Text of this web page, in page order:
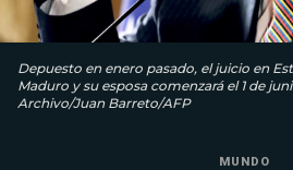
Depuesto en enero pasado, el juicio en
Maduro y su esposa comenzará el 1 de
Archivo/Juan Barreto/AFP
MUNDO